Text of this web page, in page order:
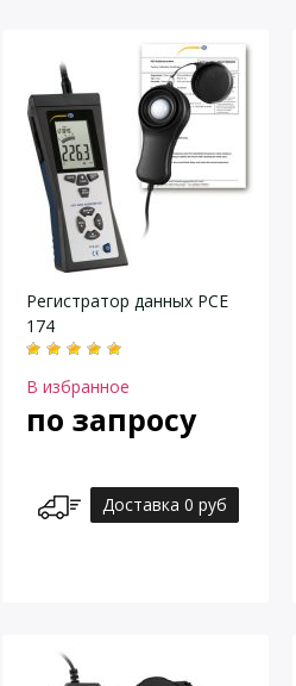
Регистратор данных PCE
174
В избранное
по запросу
Доставка 0 руб